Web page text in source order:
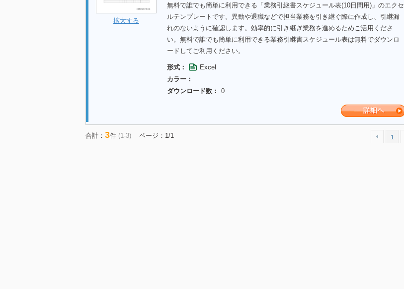
拡大する
無料で誰でも簡単に利用できる「業務引継書スケジュール表(10日間用)」のエクセ
ルテンプレートです。異動や退職などで担当業務を引き継ぐ際に作成し、引継漏
れのないように確認します。効率的に引き継ぎ業務を進めるためご活用くださ
い。無料で誰でも簡単に利用できる業務引継書スケジュール表は無料でダウンロ
ードしてご利用ください。
形式：
Excel
カラー：
ダウンロード数：
0
合計： 3件 (1-3) ページ：1/1 1